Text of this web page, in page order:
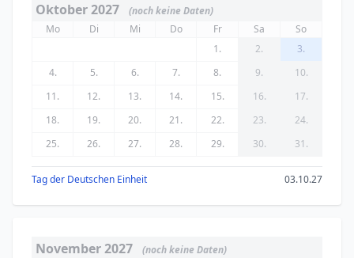
Oktober 2027
(noch keine Daten)
Mo
Di Mi Do Fr Sa
So
1.
2.
3.
4.
5. 6. 7. 8. 9.
10.
11.
12. 13. 14. 15. 16.
17.
18.
19. 20. 21. 22. 23.
24.
25.
26. 27. 28. 29. 30. 31.
Tag der Deutschen Einheit 03.10.27
November 2027
(noch keine Daten)